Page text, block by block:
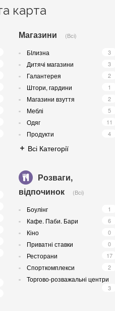
карта
Магазини (Всі)
БІлизна 3
Дитячі магазини 3
Галантерея 2
Штори, гардини 1
Магазини взуття 2
Меблі 5
Одяг 11
Продукти 4
Всі Категорії
Розваги,
відпочинок
(Всі)
Боулінг 1
Кафе. Паби. Бари 6
Кіно 0
Приватні ставки 0
Ресторани 17
Спорткомплекси 2
Торгово-розважальні центри
3